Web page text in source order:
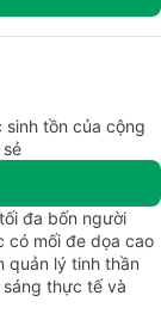
tồn của cộng
đa bốn người
có mối đe dọa cao
quản lý tinh thần
sáng thực tế và